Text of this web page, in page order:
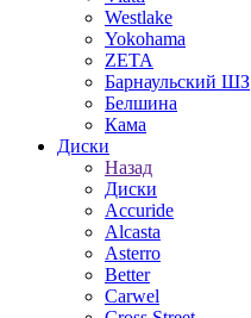
Westlake
Yokohama
ZETA
Барнаульский ШЗ
Белшина
Кама
Диски
Назад
Диски
Accuride
Alcasta
Asterro
Better
Carwel